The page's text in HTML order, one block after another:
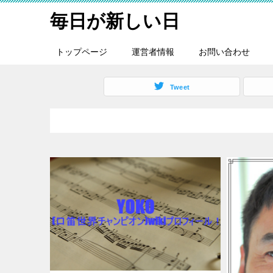
毎日が新しい日
トップページ 運営者情報 お問い合わせ
Tweet